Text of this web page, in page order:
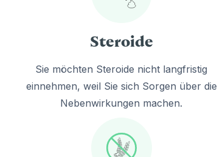
Steroide
Sie möchten Steroide nicht langfristig
einnehmen, weil Sie sich Sorgen über die
Nebenwirkungen machen.